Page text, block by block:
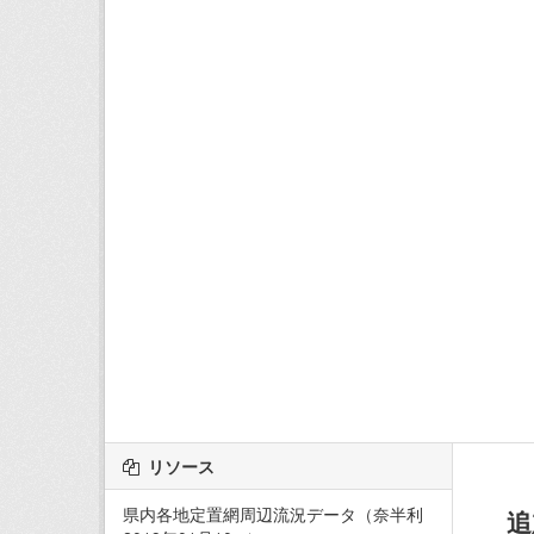
リソース
県内各地定置網周辺流況データ（奈半利